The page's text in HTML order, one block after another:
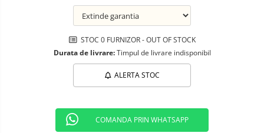
STOC 0 FURNIZOR - OUT OF STOCK
Durata de livrare:Timpul de livrare indisponibil
ALERTA STOC
COMANDA PRIN WHATSAPP